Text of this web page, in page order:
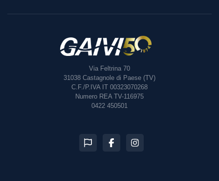
Via Feltrina 70
31038 Castagnole di Paese (TV)
C.F./P.IVA IT 00323070268
Numero REA TV-116975
0422 450501